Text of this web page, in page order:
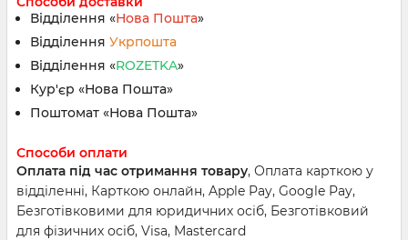
Відділення «Нова Пошта»
Відділення Укрпошта
Відділення «ROZETKA»
Кур'єр «Нова Пошта»
Поштомат «Нова Пошта»
Способи оплати
Оплата під час отримання товару, Оплата карткою у
відділенні, Карткою онлайн, Apple Pay, Google Pay,
Безготівковими для юридичних осіб, Безготівковий
для фізичних осіб, Visa, Mastercard